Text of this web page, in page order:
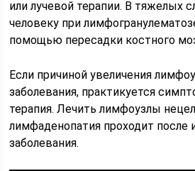
или лучевой терапии. В тяжелых
человеку при
помощью пересадки костного
Если причиной увеличения
заболевания, практикуется
терапия. Лечить лимфоузлы
лимфаденопатия проходит после
заболевания.